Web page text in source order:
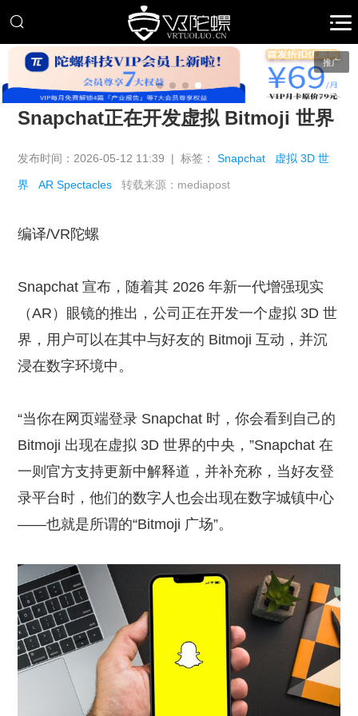
推广
Snapchat正在开发虚拟 Bitmoji 世界
发布时间：2026-05-12 11:39 | 标签：Snapchat 虚拟 3D 世
界 AR Spectacles 转载来源：mediapost
编译/VR陀螺
Snapchat 宣布，随着其 2026 年新一代增强现实
（AR）眼镜的推出，公司正在开发一个虚拟 3D 世
界，用户可以在其中与好友的 Bitmoji 互动，并沉
浸在数字环境中。
“当你在网页端登录 Snapchat 时，你会看到自己的
Bitmoji 出现在虚拟 3D 世界的中央，”Snapchat 在
一则官方支持更新中解释道，并补充称，当好友登
录平台时，他们的数字人也会出现在数字城镇中心
——也就是所谓的“Bitmoji 广场”。